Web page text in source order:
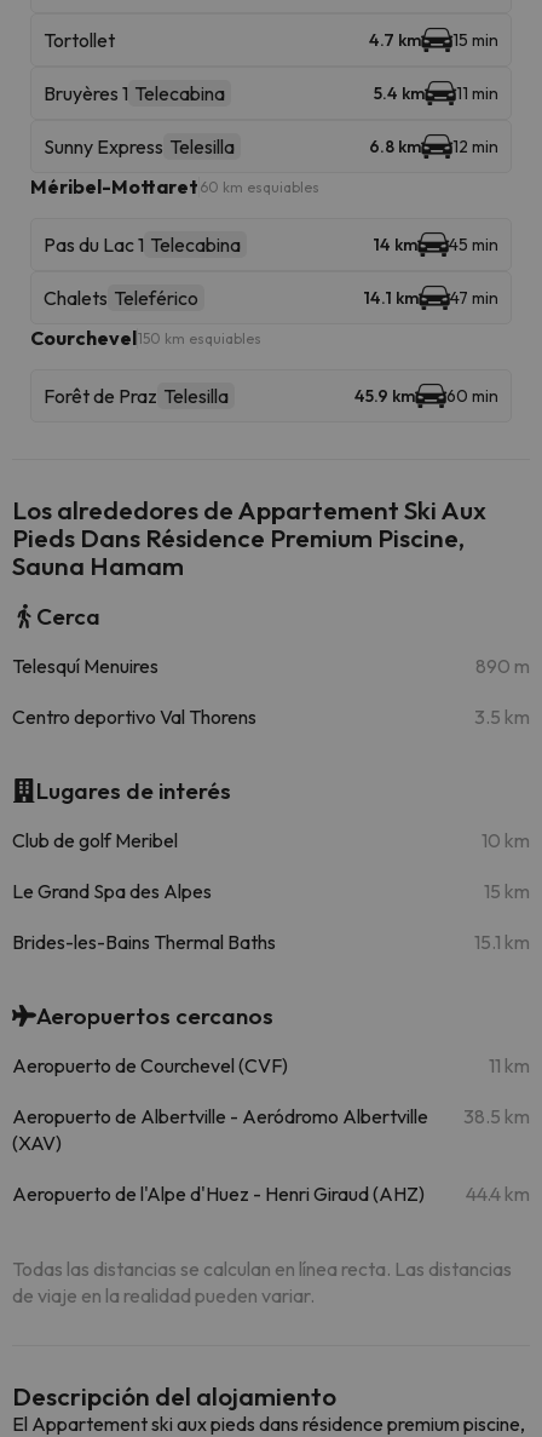
Tortollet 4.7 km 15 min
Bruyères 1 Telecabina 5.4 km 11 min
Sunny Express Telesilla 6.8 km 12 min
Méribel-Mottaret 60 km esquiables
Pas du Lac 1 Telecabina 14 km 45 min
Chalets Teleférico 14.1 km 47 min
Courchevel150 km esquiables
Forêt de Praz Telesilla 45.9 km 60 min
Los alrededores de Appartement Ski Aux
Pieds Dans Résidence Premium Piscine,
Sauna Hamam
Cerca
Telesquí Menuires 890 m
Centro deportivo Val Thorens 3.5 km
Lugares de interés
Club de golf Meribel 10 km
Le Grand Spa des Alpes 15 km
Brides-les-Bains Thermal Baths 15.1 km
Aeropuertos cercanos
Aeropuerto de Courchevel (CVF) 11 km
Aeropuerto de Albertville - Aeródromo Albertville
(XAV)
38.5 km
Aeropuerto de l'Alpe d'Huez - Henri Giraud (AHZ) 44.4 km
Todas las distancias se calculan en línea recta. Las distancias
de viaje en la realidad pueden variar.
Descripción del alojamiento
El Appartement ski aux pieds dans résidence premium piscine,